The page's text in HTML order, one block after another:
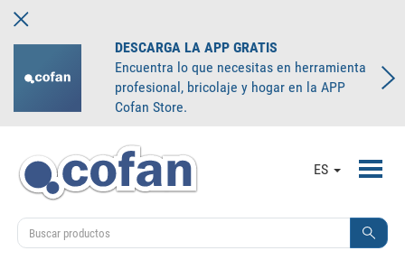
DESCARGA LA APP GRATIS
Encuentra lo que necesitas en herramienta
profesional, bricolaje y hogar en la APP
Cofan Store.
ES